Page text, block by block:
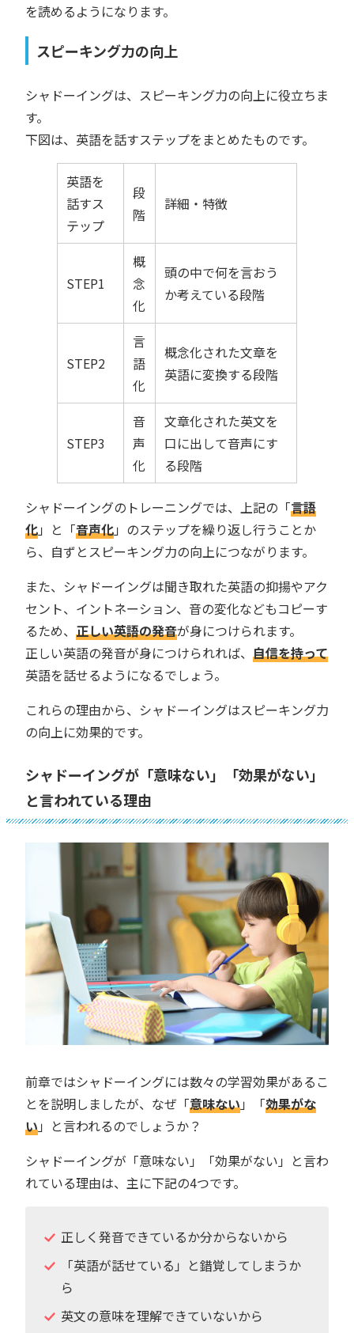
を読めるようになります。
スピーキング力の向上
シャドーイングは、スピーキング力の向上に役立ちま
す。
下図は、英語を話すステップをまとめたものです。
英語を
話すス
テップ
段
階
詳細・特徴
STEP1
概
念
化
頭の中で何を言おう
か考えている段階
STEP2
言
語
化
概念化された文章を
英語に変換する段階
STEP3
音
声
化
文章化された英文を
口に出して音声にす
る段階
シャドーイングのトレーニングでは、上記の「言語
化」と「音声化」のステップを繰り返し行うことか
ら、自ずとスピーキング力の向上につながります。
また、シャドーイングは聞き取れた英語の抑揚やアク
セント、イントネーション、音の変化などもコピーす
るため、 正しい英語の発音が身につけられます。
正しい英語の発音が身につけられれば、 自信を持って
英語を話せるようになるでしょう。
これらの理由から、シャドーイングはスピーキング力
の向上に効果的です。
シャドーイングが「意味ない」「効果がない」
と言われている理由
前章ではシャドーイングには数々の学習効果があるこ
とを説明しましたが、なぜ「意味ない」「効果がな
い」と言われるのでしょうか？
シャドーイングが「意味ない」「効果がない」と言わ
れている理由は、主に下記の4つです。
正しく発音できているか分からないから
「英語が話せている」と錯覚してしまうか
ら
英文の意味を理解できていないから